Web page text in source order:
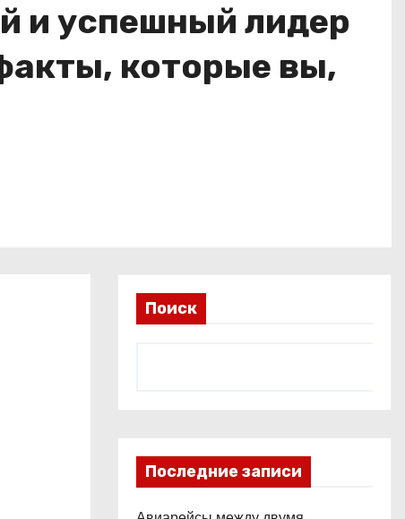
и успешный лидер
которые вы,
Поиск
Последние записи